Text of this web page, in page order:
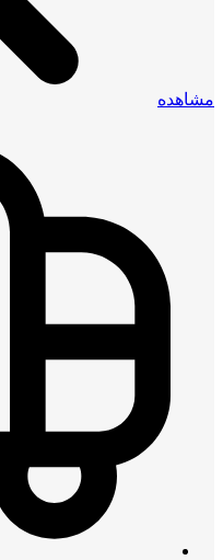
مشاهده